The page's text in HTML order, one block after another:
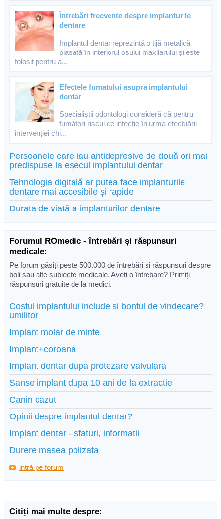
Întrebări frecvente despre implanturile
dentare
Implantul dentar reprezintă o tijă metalică
plasată în interiorul osului maxilarului și este
folosit pentru a...
Efectele fumatului asupra implantului
dentar
Specialiștii odontologi consideră că pentru
fumători riscul de infecție în urma efectuării
intervenției chi...
Persoanele care iau antidepresive de două ori mai
predispuse la eșecul implantului dentar
Tehnologia digitală ar putea face implanturile
dentare mai accesibile și rapide
Durata de viață a implanturilor dentare
Forumul ROmedic - întrebări și răspunsuri
medicale:
Pe forum găsiți peste 500.000 de întrebări și răspunsuri despre
boli sau alte subiecte medicale. Aveți o întrebare? Primiți
răspunsuri gratuite de la medici.
Costul implantului include si bontul de vindecare?
umilitor
Implant molar de minte
Implant+coroana
Implant dentar dupa protezare valvulara
Sanse implant dupa 10 ani de la extractie
Canin cazut
Opinii despre implantul dentar?
Implant dentar - sfaturi, informatii
Durere masea polizata
intră pe forum
Citiți mai multe despre: